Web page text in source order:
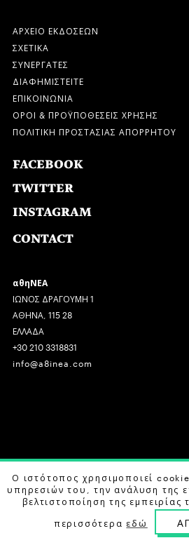
ΑΡΧΕΙΟ ΕΚΔΟΣΕΩΝ
ΣΧΕΤΙΚΑ
ΣΥΝΕΡΓΑΤΕΣ
ΔΙΑΦΗΜΙΣΤΕΙΤΕ
ΕΠΙΚΟΙΝΩΝΙΑ
ΟΡΟΙ & ΠΡΟΫΠΟΘΕΣΕΙΣ ΧΡΗΣΗΣ
ΠΟΛΙΤΙΚΗ ΠΡΟΣΤΑΣΙΑΣ ΑΠΟΡΡΗΤΟΥ
FACEBOOK
TWITTER
INSTAGRAM
CONTACT
αθηΝΕΑ
ΙΩΝΟΣ ΔΡΑΓΟΥΜΗ 1
ΑΘΗΝΑ, 115 28
ΕΛΛΑΔΑ
+30 210 3318831
info@a8inea.com
COPYRIGHT © 2026 αθηΝΕΑ, ALL
DESIGN BY G DESIGN STUDIO.
Ο ιστότοπος χρησιμοποιεί
υπηρεσιών του, την ανάλυση της
βελτιστοποίηση της
περισσότεραεδώ